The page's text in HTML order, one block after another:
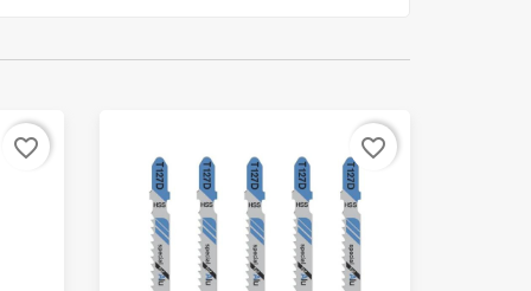
favorite_border favorite_border